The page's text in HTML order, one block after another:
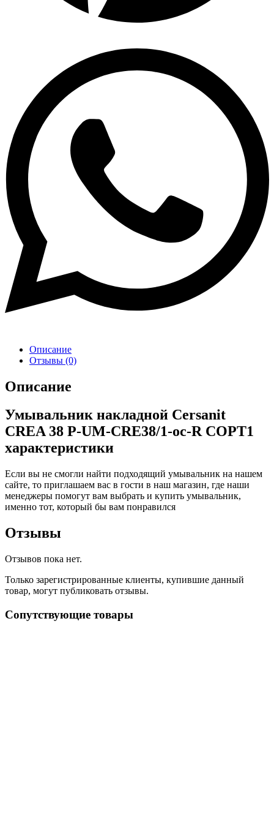
Описание
Отзывы (0)
Описание
Умывальник накладной Cersanit
CREA 38 P-UM-CRE38/1-oc-R СОРТ1
характеристики
Если вы не смогли найти подходящий умывальник на нашем
сайте, то приглашаем вас в гости в наш магазин, где наши
менеджеры помогут вам выбрать и купить умывальник,
именно тот, который бы вам понравился
Отзывы
Отзывов пока нет.
Только зарегистрированные клиенты, купившие данный
товар, могут публиковать отзывы.
Сопутствующие товары